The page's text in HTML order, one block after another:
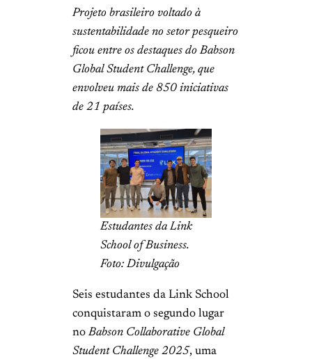
Projeto brasileiro voltado à
sustentabilidade no setor pesqueiro
ficou entre os destaques do Babson
Global Student Challenge, que
envolveu mais de 850 iniciativas
de 21 países.
Estudantes da Link
School of Business.
Foto: Divulgação
Seis estudantes da Link School
conquistaram o segundo lugar
noBabson Collaborative Global
Student Challenge 2025, uma